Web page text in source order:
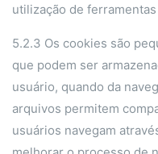
utilização de
5.2.3 Os cookies são
que podem ser
usuário, quando da
arquivos permitem
usuários navegam